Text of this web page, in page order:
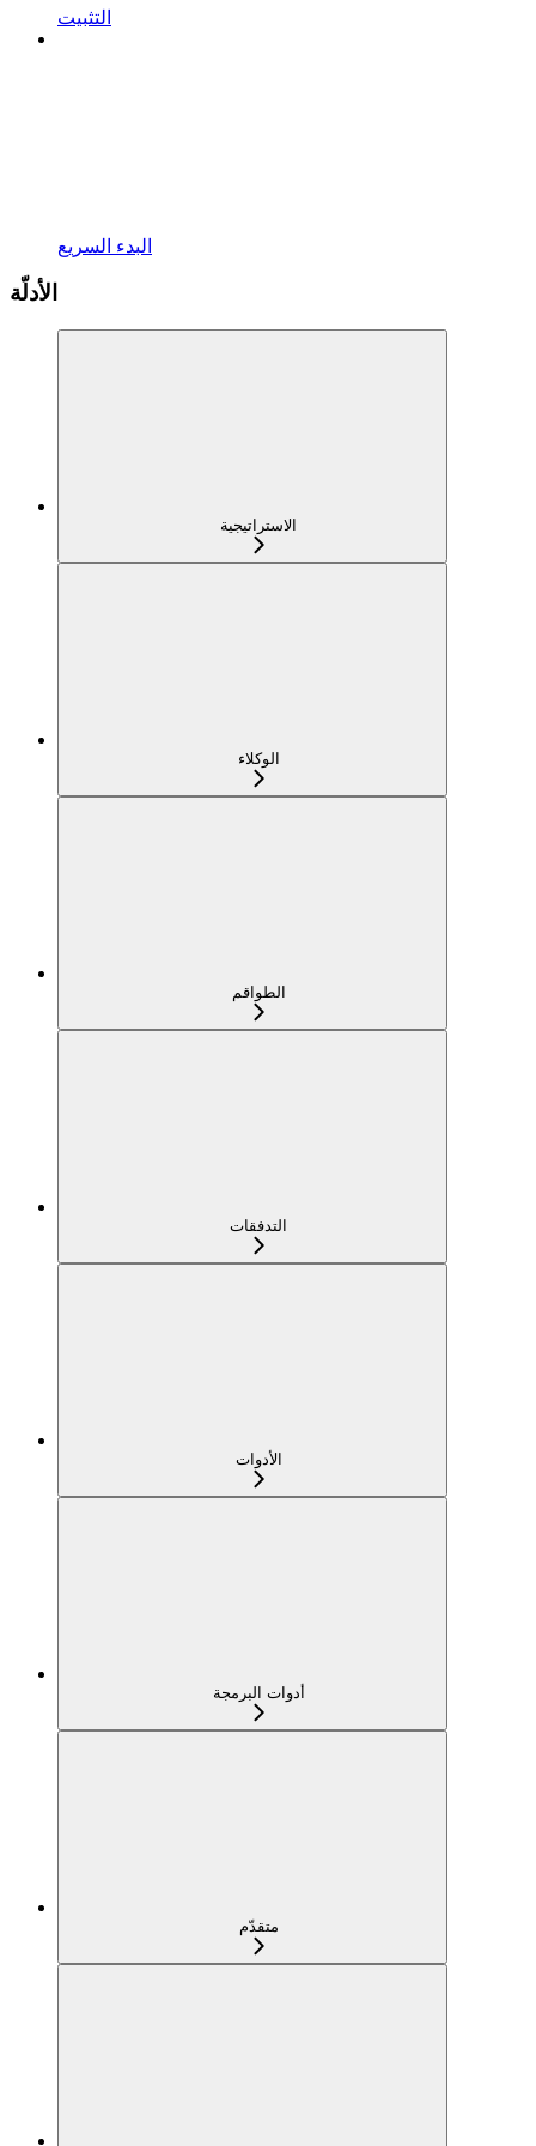
التثبيت
البدء السريع
الأدلّة
الاستراتيجية
الوكلاء
الطواقم
التدفقات
الأدوات
أدوات البرمجة
متقدّم